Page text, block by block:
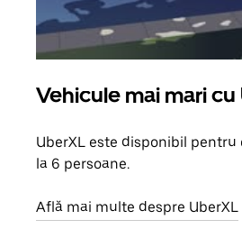
Vehicule mai mari cu
UberXL este disponibil
la 6 persoane.
Află mai multe despre UberXL